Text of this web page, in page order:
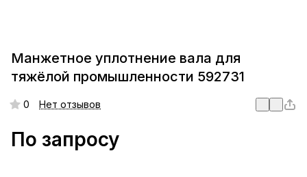
Манжетное уплотнение вала для
тяжёлой промышленности 592731
0 Нет отзывов
По запросу